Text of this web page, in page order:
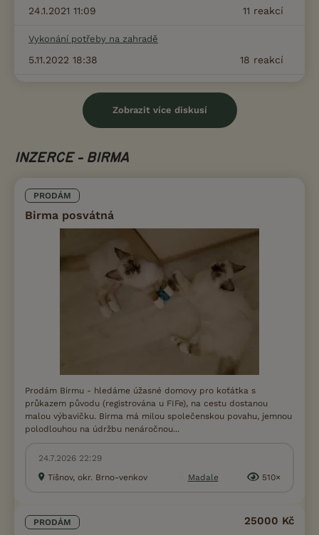
11 reakcí
24.1.2021 11:09
Vykonání potřeby na zahradě
18 reakcí
5.11.2022 18:38
Zobrazit více diskusí
INZERCE - BIRMA
PRODÁM
Birma posvátná
Prodám Birmu - hledáme úžasné domovy pro koťátka s
průkazem původu (registrována u FIFe), na cestu dostanou
malou výbavičku. Birma má milou společenskou povahu, jemnou
polodlouhou na údržbu nenáročnou...
24.7.2026 22:29
Tišnov, okr. Brno-venkov
Madale 510×
PRODÁM 25000 Kč